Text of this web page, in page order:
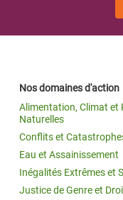
Nos domaines d'action
Alimentation, Climat et
Naturelles
Conflits et
Eau et Assainissement
Inégalités Extrêmes et
Justice de Genre et